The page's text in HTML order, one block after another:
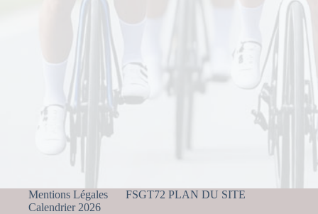
Mentions Légales
FSGT72 PLAN DU SITE
Calendrier 2026